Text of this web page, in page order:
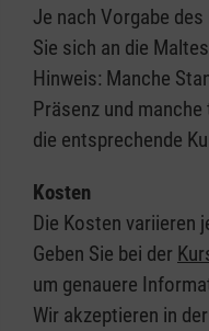
Je nach Vorgabe
Sie sich an die
Hinweis: Manche
Präsenz und
die entsprechende
Kosten
Die Kosten variieren
Geben Sie bei der
um genauere
Wir akzeptieren in